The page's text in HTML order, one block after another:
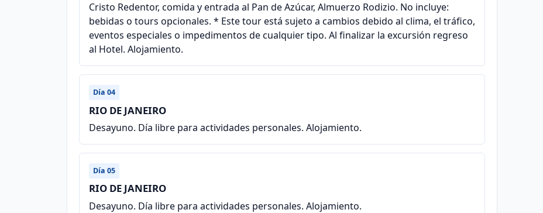
Cristo Redentor, comida y entrada al Pan de Azúcar, Almuerzo Rodizio. No incluye:
bebidas o tours opcionales. * Este tour está sujeto a cambios debido al clima, el tráfico,
eventos especiales o impedimentos de cualquier tipo. Al finalizar la excursión regreso
al Hotel. Alojamiento.
Día 04
RIO DE JANEIRO
Desayuno. Día libre para actividades personales. Alojamiento.
Día 05
RIO DE JANEIRO
Desayuno. Día libre para actividades personales. Alojamiento.